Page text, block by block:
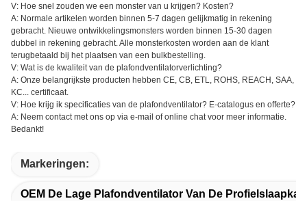
V: Hoe snel zouden we een monster van u krijgen? Kosten?
A: Normale artikelen worden binnen 5-7 dagen gelijkmatig in rekening
gebracht. Nieuwe ontwikkelingsmonsters worden binnen 15-30 dagen
dubbel in rekening gebracht. Alle monsterkosten worden aan de klant
terugbetaald bij het plaatsen van een bulkbestelling.
V: Wat is de kwaliteit van de plafondventilatorverlichting?
A: Onze belangrijkste producten hebben CE, CB, ETL, ROHS, REACH, SAA,
KC... certificaat.
V: Hoe krijg ik specificaties van de plafondventilator? E-catalogus en offerte?
A: Neem contact met ons op via e-mail of online chat voor meer informatie.
Bedankt!
Markeringen:
OEM De Lage Plafondventilator Van De